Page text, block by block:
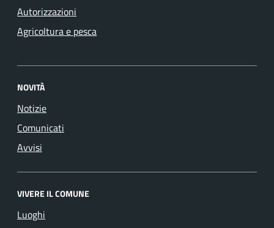
Autorizzazioni
Agricoltura e pesca
NOVITÀ
Notizie
Comunicati
Avvisi
VIVERE IL COMUNE
Luoghi